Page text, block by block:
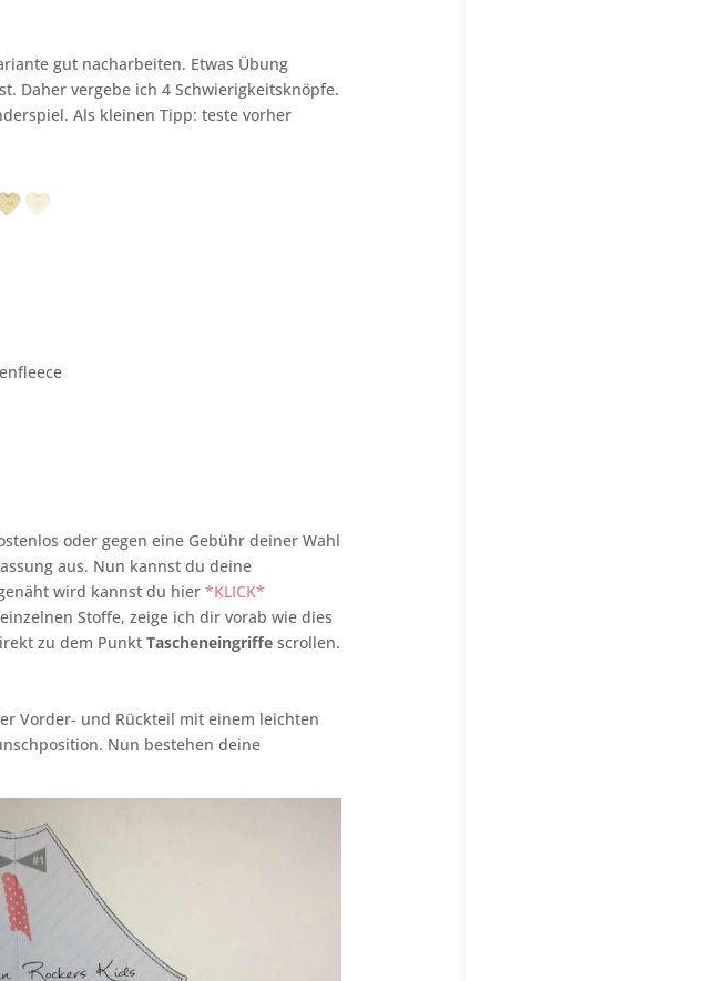
gut nacharbeiten. Etwas Übung
Daher vergebe ich 4 Schwierigkeitsknöpfe.
Als kleinen Tipp: teste vorher
oder gegen eine Gebühr deiner Wahl
aus. Nun kannst du deine
wird kannst du hier*KLICK*
Stoffe, zeige ich dir vorab wie dies
zu dem PunktTascheneingriffescrollen.
Vorder- und Rückteil mit einem leichten
Nun bestehen deine